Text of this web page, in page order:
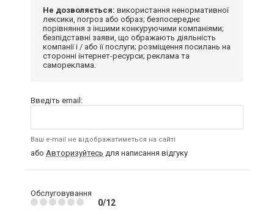
Не дозволяється: використання ненормативної
лексики, погроз або образ; безпосереднє
порівняння з іншими конкуруючими компаніями;
безпідставні заяви, що ображають діяльність
компанії і / або її послуги; розміщення посилань на
сторонні інтернет-ресурси; реклама та
самореклама.
Введіть email:
Ваш e-mail не відображатиметься на сайті
або Авторизуйтесь для написання відгуку
Обслуговування
0/12